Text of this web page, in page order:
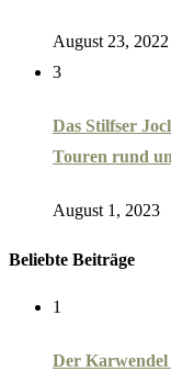
August 23, 2022
3
Das Stilfser
Touren rund
August 1, 2023
Beliebte Beiträge
1
Der Karwendel